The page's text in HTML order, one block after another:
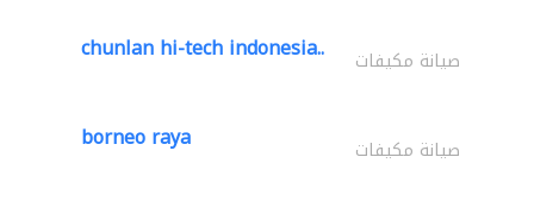
chunlan hi-tech indonesia.. صيانة مكيفات
borneo raya صيانة مكيفات